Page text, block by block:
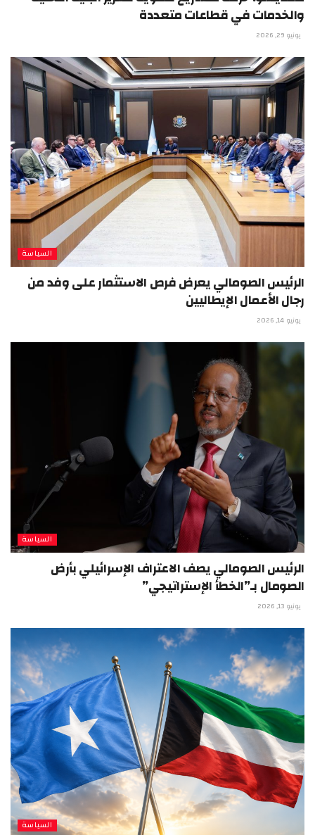
والخدمات في قطاعات متعددة
يونيو 29, 2026
السياسة
الرئيس الصومالي يعرض فرص الاستثمار على وفد من
رجال الأعمال الإيطاليين
يونيو 14, 2026
السياسة
الرئيس الصومالي يصف الاعتراف الإسرائيلي بأرض
الصومال بـ”الخطأ الإستراتيجي”
يونيو 13, 2026
السياسة